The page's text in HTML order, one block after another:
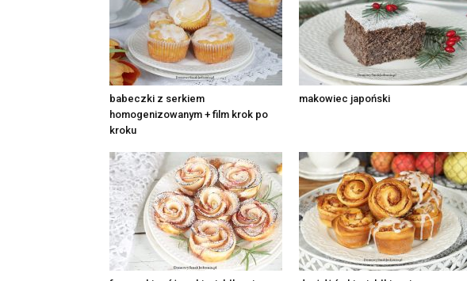
babeczki z serkiem
homogenizowanym + film krok po
kroku
makowiec japoński